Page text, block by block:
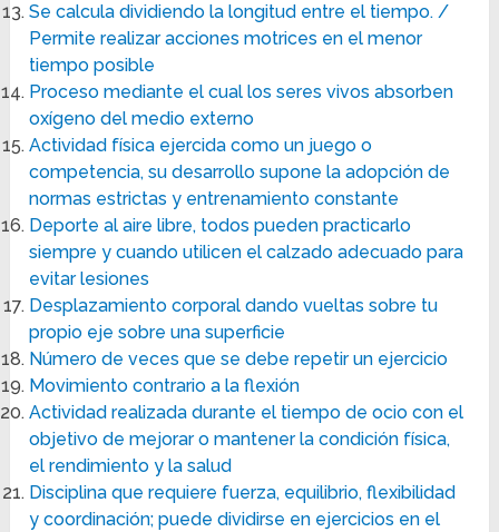
Se calcula dividiendo la longitud entre el tiempo. /
Permite realizar acciones motrices en el menor
tiempo posible
Proceso mediante el cual los seres vivos absorben
oxígeno del medio externo
Actividad física ejercida como un juego o
competencia, su desarrollo supone la adopción de
normas estrictas y entrenamiento constante
Deporte al aire libre, todos pueden practicarlo
siempre y cuando utilicen el calzado adecuado para
evitar lesiones
Desplazamiento corporal dando vueltas sobre tu
propio eje sobre una superficie
Número de veces que se debe repetir un ejercicio
Movimiento contrario a la flexión
Actividad realizada durante el tiempo de ocio con el
objetivo de mejorar o mantener la condición física,
el rendimiento y la salud
Disciplina que requiere fuerza, equilibrio, flexibilidad
y coordinación; puede dividirse en ejercicios en el